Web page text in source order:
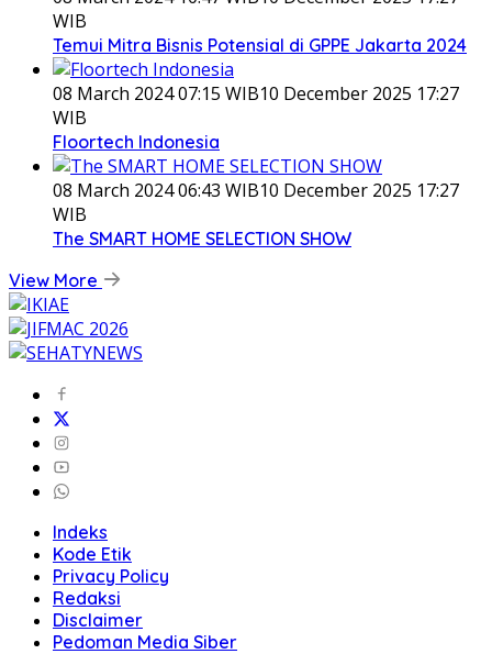
WIB
Temui Mitra Bisnis Potensial di GPPE Jakarta 2024
08 March 2024 07:15 WIB10 December 2025 17:27
WIB
Floortech Indonesia
08 March 2024 06:43 WIB10 December 2025 17:27
WIB
The SMART HOME SELECTION SHOW
View More
Indeks
Kode Etik
Privacy Policy
Redaksi
Disclaimer
Pedoman Media Siber